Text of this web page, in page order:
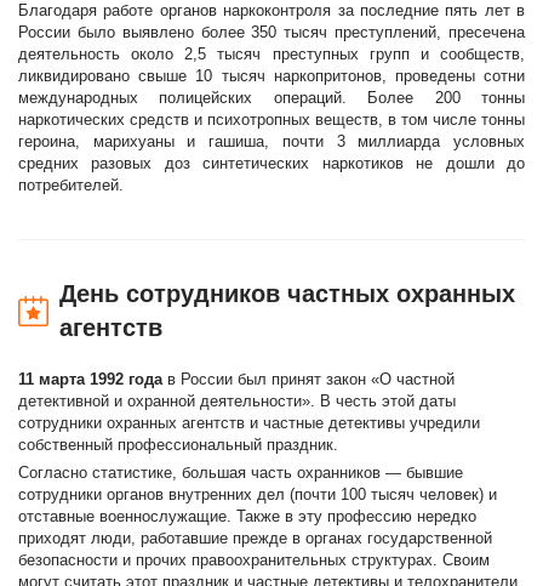
Благодаря работе органов наркоконтроля за последние пять лет в
России было выявлено более 350 тысяч преступлений, пресечена
деятельность около 2,5 тысяч преступных групп и сообществ,
ликвидировано свыше 10 тысяч наркопритонов, проведены сотни
международных полицейских операций. Более 200 тонны
наркотических средств и психотропных веществ, в том числе тонны
героина, марихуаны и гашиша, почти 3 миллиарда условных
средних разовых доз синтетических наркотиков не дошли до
потребителей.
День сотрудников частных охранных
агентств
11 марта 1992 годав России был принят закон «О частной
детективной и охранной деятельности». В честь этой даты
сотрудники охранных агентств и частные детективы учредили
собственный профессиональный праздник.
Согласно статистике, большая часть охранников — бывшие
сотрудники органов внутренних дел (почти 100 тысяч человек) и
отставные военнослужащие. Также в эту профессию нередко
приходят люди, работавшие прежде в органах государственной
безопасности и прочих правоохранительных структурах. Своим
могут считать этот праздник и частные детективы и телохранители.